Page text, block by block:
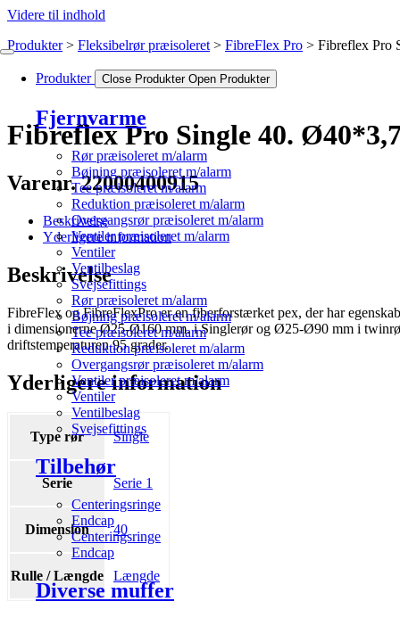
Videre til indhold
Produkter Close Produkter Open Produkter
Fjernvarme
Rør præisoleret m/alarm
Bøjning præisoleret m/alarm
Tee præisoleret m/alarm
Reduktion præisoleret m/alarm
Overgangsrør præisoleret m/alarm
Ventiler præisoleret m/alarm
Ventiler
Ventilbeslag
Svejsefittings
Rør præisoleret m/alarm
Bøjning præisoleret m/alarm
Tee præisoleret m/alarm
Reduktion præisoleret m/alarm
Overgangsrør præisoleret m/alarm
Ventiler præisoleret m/alarm
Ventiler
Ventilbeslag
Svejsefittings
Tilbehør
Centeringsringe
Endcap
Centeringsringe
Endcap
Diverse muffer
Produkter Fleksibelrør præisoleret FibreFlex Pro Fibreflex Pro
Fibreflex Pro Single 40.
Varenr. 22000400915
Beskrivelse
Yderligere information
Beskrivelse
FibreFlex og FibreFlexPro er en fiberforstærket pex, der har
i dimensionerne Ø25-Ø160 mm. i Singlerør og Ø25-Ø90 mm i
driftstemperaturen 95 grader.
Yderligere information
Type rør Single
Serie Serie 1
Dimension 40
Rulle / Længde Længde